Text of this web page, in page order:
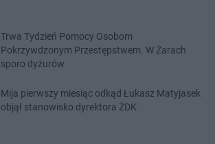
Trwa Tydzień Pomocy Osobom
Pokrzywdzonym Przestępstwem. W Żarach
sporo dyżurów
Mija pierwszy miesiąc odkąd Łukasz Matyjasek
objął stanowisko dyrektora ŻDK